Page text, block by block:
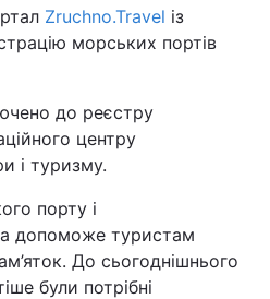
Zruchno.Travel із
морських портів
до реєстру
центру
і туризму.
порту і
допоможе туристам
До сьогоднішнього
були потрібні